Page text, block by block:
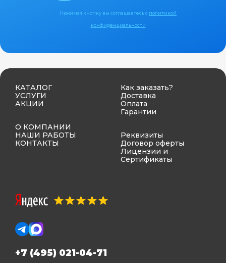
Нажимая кнопку вы соглашаетесь с политикой
конфиденциальности
КАТАЛОГ
УСЛУГИ
АКЦИИ
О КОМПАНИИ
НАШИ РАБОТЫ
КОНТАКТЫ
Как заказать?
Доставка
Оплата
Гарантии
Реквизиты
Договор оферты
Лицензии и
Сертификаты
+7 (495) 021-04-71